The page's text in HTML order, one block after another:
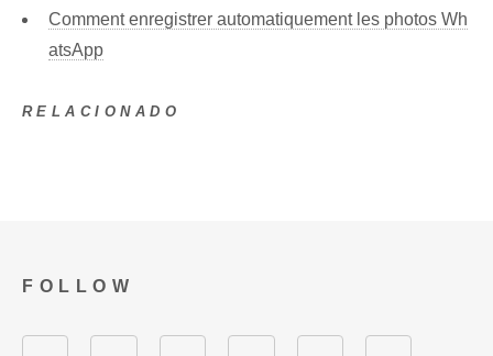
Comment enregistrer automatiquement les photos Wh
atsApp
RELACIONADO
FOLLOW